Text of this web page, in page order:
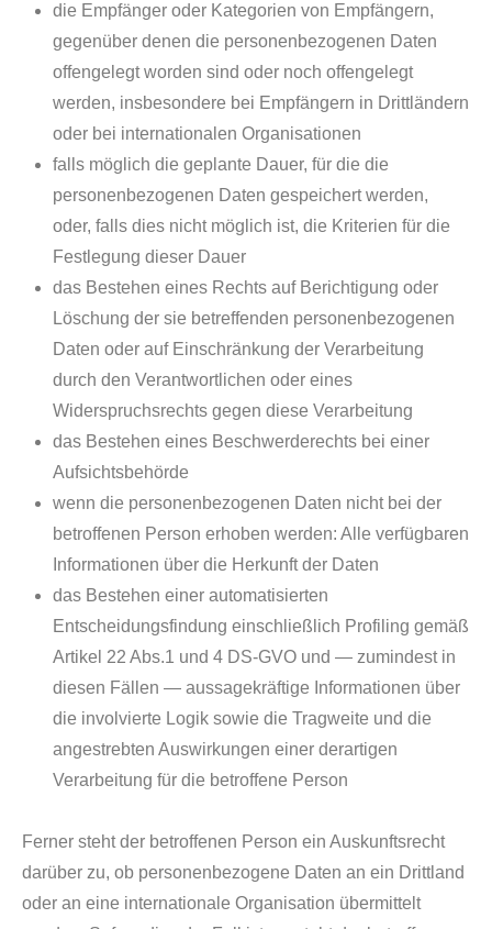
die Empfänger oder Kategorien von Empfängern,
gegenüber denen die personenbezogenen Daten
offengelegt worden sind oder noch offengelegt
werden, insbesondere bei Empfängern in Drittländern
oder bei internationalen Organisationen
falls möglich die geplante Dauer, für die die
personenbezogenen Daten gespeichert werden,
oder, falls dies nicht möglich ist, die Kriterien für die
Festlegung dieser Dauer
das Bestehen eines Rechts auf Berichtigung oder
Löschung der sie betreffenden personenbezogenen
Daten oder auf Einschränkung der Verarbeitung
durch den Verantwortlichen oder eines
Widerspruchsrechts gegen diese Verarbeitung
das Bestehen eines Beschwerderechts bei einer
Aufsichtsbehörde
wenn die personenbezogenen Daten nicht bei der
betroffenen Person erhoben werden: Alle verfügbaren
Informationen über die Herkunft der Daten
das Bestehen einer automatisierten
Entscheidungsfindung einschließlich Profiling gemäß
Artikel 22 Abs.1 und 4 DS-GVO und — zumindest in
diesen Fällen — aussagekräftige Informationen über
die involvierte Logik sowie die Tragweite und die
angestrebten Auswirkungen einer derartigen
Verarbeitung für die betroffene Person
Ferner steht der betroffenen Person ein Auskunftsrecht
darüber zu, ob personenbezogene Daten an ein Drittland
oder an eine internationale Organisation übermittelt